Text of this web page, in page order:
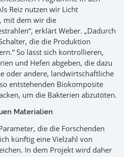
Reiz nutzen wir Licht
mit dem wir die
erklärt Weber. „Dadurch
die die Produktion
So lässt sich kontrollieren,
und Hefen abgeben, die dazu
oder andere, landwirtschaftliche
entstehenden Biokomposite
um die Bakterien abzutöten.
Materialien
die die Forschenden
künftig eine Vielzahl von
In dem Projekt wird daher